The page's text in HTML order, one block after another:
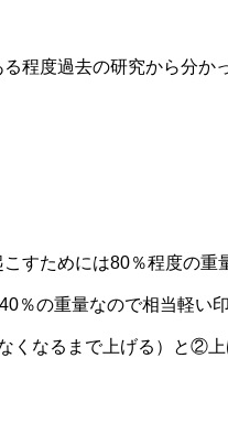
程度過去の研究から分か
すためには80％程度の重
％の重量なので相当軽い
くなるまで上げる）と②